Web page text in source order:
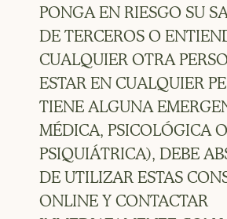
PONGA EN RIESGO SU
DE TERCEROS O
CUALQUIER OTRA
ESTAR EN CUALQUIER
TIENE ALGUNA
MÉDICA, PSICOLÓGICA O
PSIQUIÁTRICA), DEBE
DE UTILIZAR ESTAS
ONLINE Y CONTACTAR